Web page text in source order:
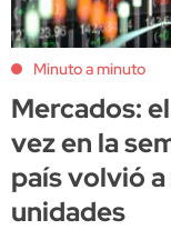
Minuto a minuto
Mercados:
vez en la
país volvió
unidades